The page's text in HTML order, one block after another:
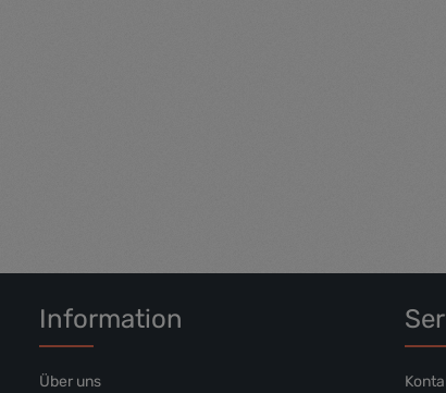
Information
Über uns